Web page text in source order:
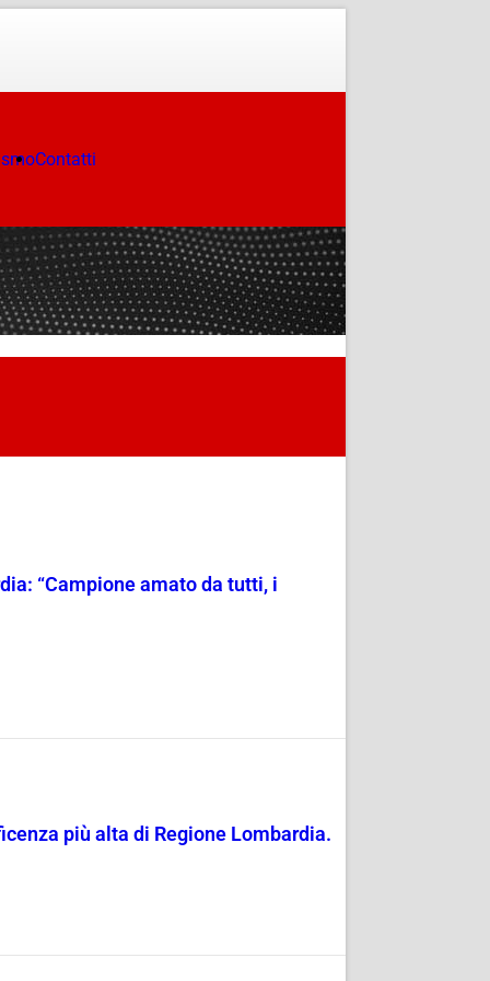
Contatti
“Campione amato da tutti, i
più alta di Regione Lombardia.